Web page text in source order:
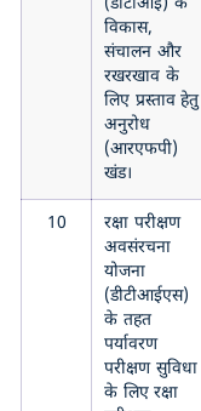
(डीटीआई) के
विकास,
संचालन और
रखरखाव के
लिए प्रस्ताव हेतु
अनुरोध
(आरएफपी)
खंड।
10
रक्षा परीक्षण
अवसंरचना
योजना
(डीटीआईएस)
के तहत
पर्यावरण
परीक्षण सुविधा
के लिए रक्षा